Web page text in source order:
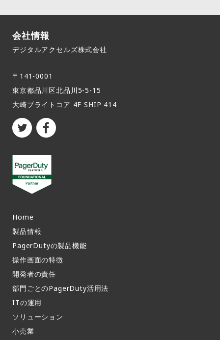
会社情報
デジタルアクセルズ株式会社
〒141-0001
東京都品川区北品川5-5-15​
大崎ブライトコア 4F SHIP 414
Home
製品情報​
PagerDutyの製品機能​
操作画面の特徴​
開発者の責任
部門ごとのPagerDuty活用法​
ITの運用​
ソリューション
小売業